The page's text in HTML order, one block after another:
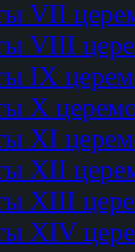
VII
VIII
IX
Х
XI
XII
XIII
XIV